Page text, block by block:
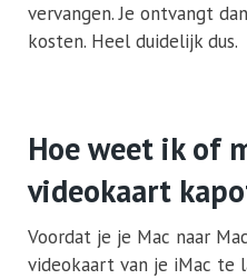
vervangen. Je ontvangt
kosten. Heel duidelijk dus.
Hoe weet ik of
videokaart
Voordat je je Mac naar
videokaart van je iMac te